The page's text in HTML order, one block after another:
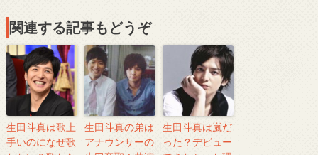
関連する記事もどうぞ
生田斗真は歌上
手いのになぜ歌
生田斗真の弟は
アナウンサーの
生田斗真は嵐だ
った？デビュー